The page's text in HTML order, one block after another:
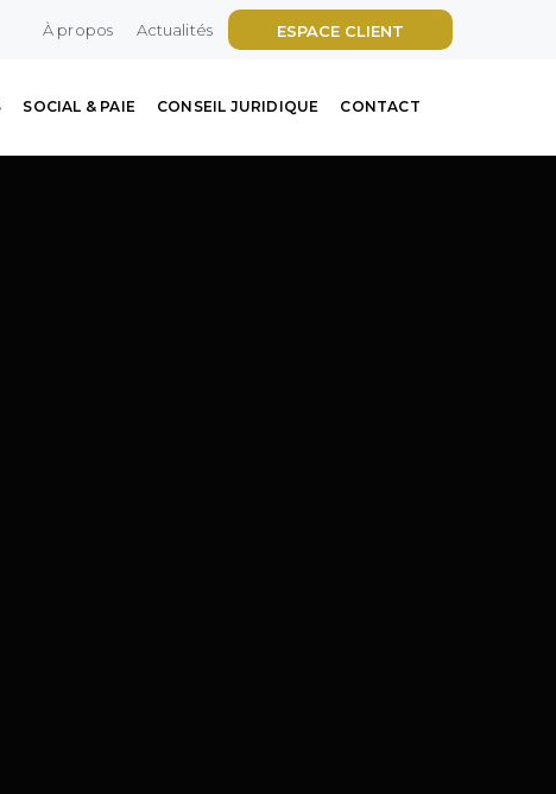
ESPACE CLIENT
À propos Actualités
SOCIAL & PAIE CONSEIL JURIDIQUE CONTACT